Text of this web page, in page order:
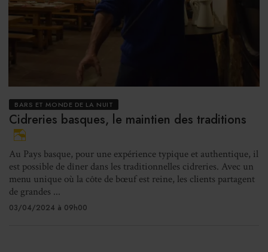
BARS ET MONDE DE LA NUIT
Cidreries basques, le maintien des traditions
Au Pays basque, pour une expérience typique et authentique, il
est possible de dîner dans les traditionnelles cidreries. Avec un
menu unique où la côte de bœuf est reine, les clients partagent
de grandes ...
03/04/2024 à 09h00